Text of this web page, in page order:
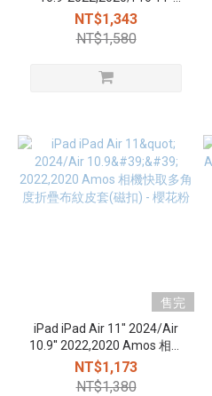
2022,2021 Amos 相機快取
多角度折疊布紋皮套(筆槽
+磁扣) - 櫻花粉
NT$1,343
NT$1,580
售完
iPad iPad Air 11" 2024/Air
10.9'' 2022,2020 Amos 相機
快取多角度折疊布紋皮套(磁
扣) - 櫻花粉
NT$1,173
NT$1,380